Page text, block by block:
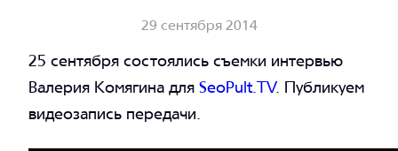
29 сентября 2014
25 сентября состоялись съемки интервью
Вaлерия Комягина для SeoPult.TV. Публикуем
видеозапись передачи.